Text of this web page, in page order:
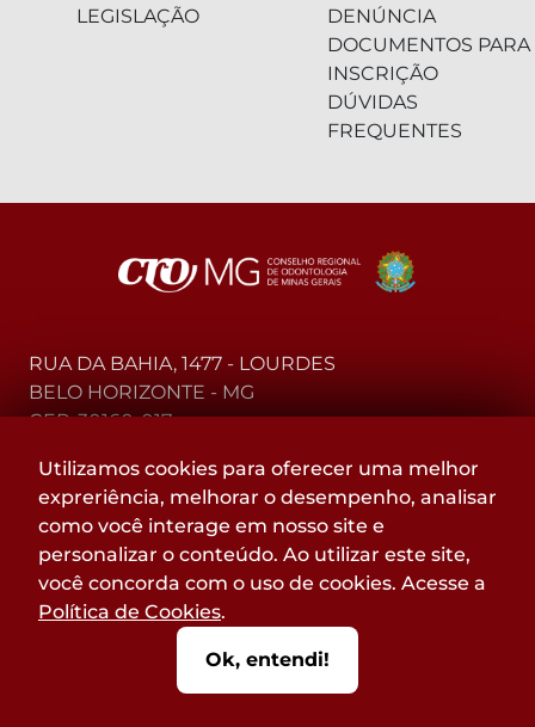
LEGISLAÇÃO
DENÚNCIA
DOCUMENTOS PARA
INSCRIÇÃO
DÚVIDAS
FREQUENTES
RUA DA BAHIA, 1477 - LOURDES
BELO HORIZONTE - MG
CEP: 30160-017
(31) 2104-3000 - WhatsApp
0800-015-4000 - Telefone
Acompanhe
@CROMGOFICIAL
nas redes sociais:
Utilizamos cookies para oferecer uma melhor
expreriência, melhorar o desempenho, analisar
como você interage em nosso site e
personalizar o conteúdo. Ao utilizar este site,
você concorda com o uso de cookies. Acesse a
Política de Cookies.
Ok, entendi!